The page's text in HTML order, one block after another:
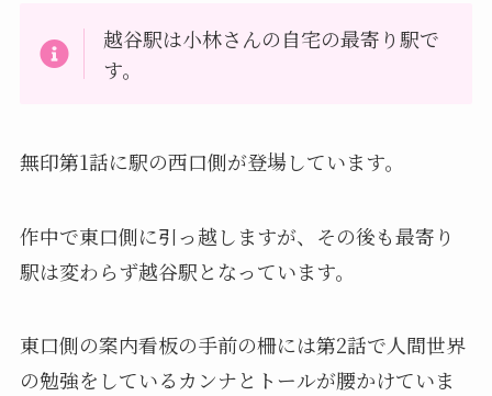
越谷駅は小林さんの自宅の最寄り駅で
す。
無印第1話に駅の西口側が登場しています。
作中で東口側に引っ越しますが、その後も最寄り
駅は変わらず越谷駅となっています。
東口側の案内看板の手前の柵には第2話で人間世界
の勉強をしているカンナとトールが腰かけていま